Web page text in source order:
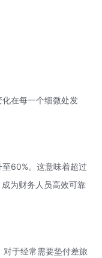
在每一个细微处发
60%。这意味着超过
为财务人员高效可靠
对于经常需要垫付差旅